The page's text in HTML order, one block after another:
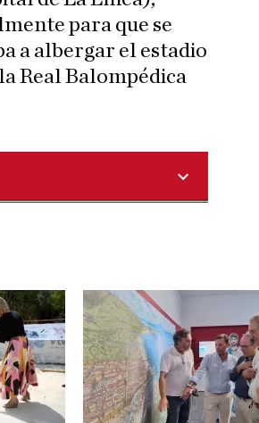
para que se
a albergar el estadio
Real Balompédica